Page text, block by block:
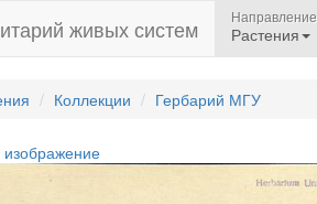
живых систем Направление
Растения
Коллекции Гербарий МГУ